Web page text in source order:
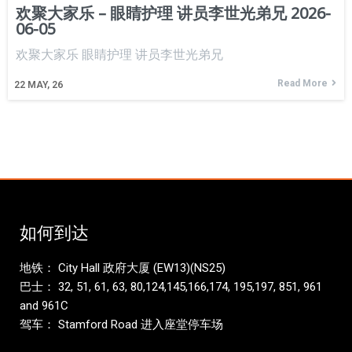
欢聚大家乐 – 眼睛护理 讲员李世光弟兄 2026-
06-05
22 MAY, 26
欢聚大家乐 眼睛护理 讲员李世光弟兄
Read More
如何到达
地铁： City Hall 政府大厦 (EW13)(NS25)
巴士： 32, 51, 61, 63, 80,124,145,166,174, 195,197, 851, 961
and 961C
驾车： Stamford Road 进入座堂停车场